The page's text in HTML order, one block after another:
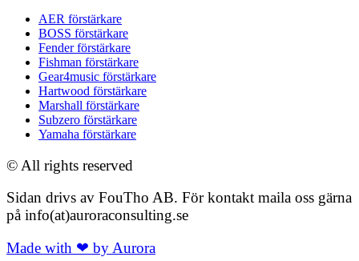
AER förstärkare
BOSS förstärkare
Fender förstärkare
Fishman förstärkare
Gear4music förstärkare
Hartwood förstärkare
Marshall förstärkare
Subzero förstärkare
Yamaha förstärkare
© All rights reserved
Sidan drivs av FouTho AB. För kontakt maila oss gärna
på info(at)auroraconsulting.se
Made with ❤ by Aurora